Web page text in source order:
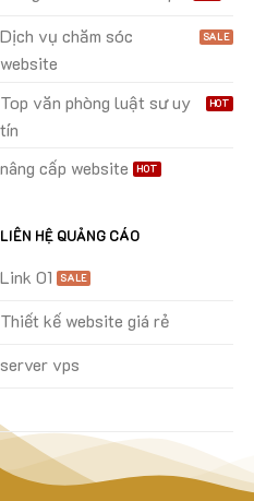
Dịch vụ chăm sóc
website
Top văn phòng luật sư uy
tín
nâng cấp website
LIÊN HỆ QUẢNG CÁO
Link 01
Thiết kế website giá rẻ
server vps